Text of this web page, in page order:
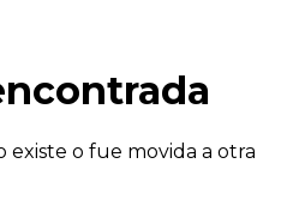
existe o fue movida a otra